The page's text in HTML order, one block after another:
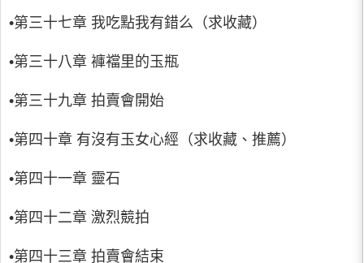
•第三十七章 我吃點我有錯么（求收藏）
•第三十八章 褲襠里的玉瓶
•第三十九章 拍賣會開始
•第四十章 有沒有玉女心經（求收藏、推薦）
•第四十一章 靈石
•第四十二章 激烈競拍
•第四十三章 拍賣會結束